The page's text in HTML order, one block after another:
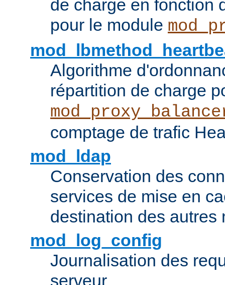
de charge en fonction
pour le module
Algorithme
répartition de charge
comptage de trafic
mod_ldap
Conservation des
services de mise en
destination des autres
mod_log_config
Journalisation des
serveur